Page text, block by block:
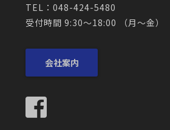
TEL：048-424-5480
受付時間 9:30～18:00 （月〜金）
会社案内